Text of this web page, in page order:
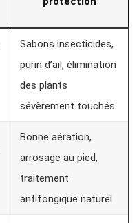
Sabons insecticides,
purin d’ail, élimination
des plants
sévèrement touchés
Bonne aération,
arrosage au pied,
traitement
antifongique naturel